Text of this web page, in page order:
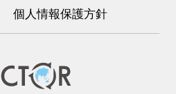
個人情報保護方針